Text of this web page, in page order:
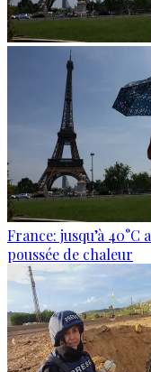
France: jusqu’à
poussée de chaleur